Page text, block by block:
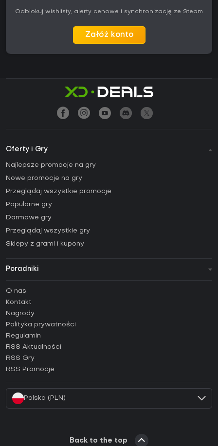
Odblokuj wishlisty, alerty cenowe i synchronizację ze Steam
Załóż konto
Oferty i Gry
Najlepsze promocje na gry
Nowe promocje na gry
Przeglądaj wszystkie promocje
Popularne gry
Darmowe gry
Przeglądaj wszystkie gry
Sklepy z grami i kupony
Poradniki
Poradniki
Jak aktywować klucz Steam (CD Key)?
Jak aktywować klucz Epic Games (CD Key)?
Jak aktywować klucz GOG (CD Key)?
Jak aktywować klucz Ubisoft Connect (CD Key)?
O nas
Kontakt
Nagrody
Polityka prywatności
Regulamin
RSS Aktualności
RSS Gry
RSS Promocje
Polska (PLN)
Back to the top